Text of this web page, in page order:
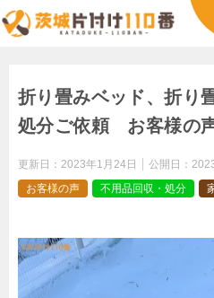
折り畳みベッド、折り
処分ご依頼 お客様の
更新日： 2023年1月24日 公開日：
お客様の声
不用品回収・処分